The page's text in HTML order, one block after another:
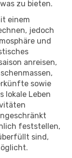
zu bieten.
einem
jedoch
und
anreisen,
sowie
lokale Leben
feststellen,
sind,